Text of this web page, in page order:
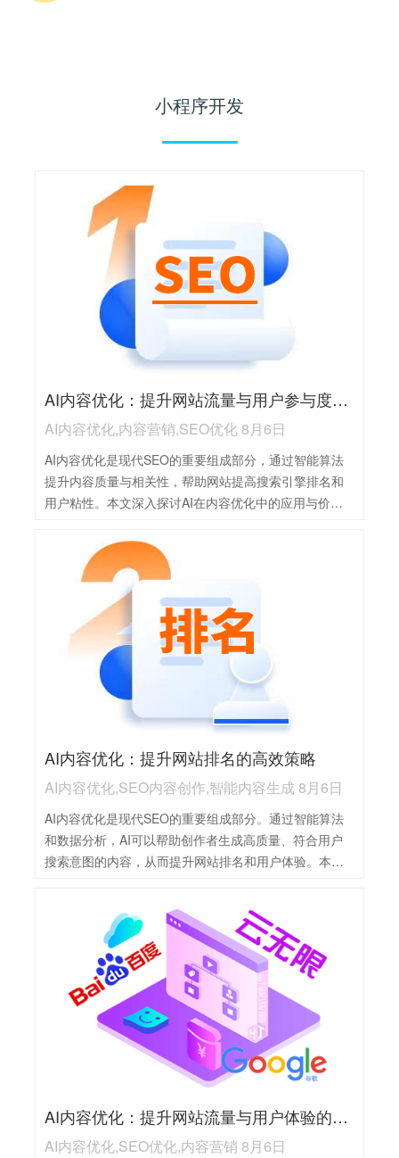
小程序开发
AI内容优化：提升网站流量与用户参与度的关键策略
AI内容优化,内容营销,SEO优化 8月6日
AI内容优化是现代SEO的重要组成部分，通过智能算法
提升内容质量与相关性，帮助网站提高搜索引擎排名和
用户粘性。本文深入探讨AI在内容优化中的应用与价
AI内容优化：提升网站排名的高效策略
AI内容优化,SEO内容创作,智能内容生成 8月6日
AI内容优化是现代SEO的重要组成部分。通过智能算法
和数据分析，AI可以帮助创作者生成高质量、符合用户
搜索意图的内容，从而提升网站排名和用户体验。本文
AI内容优化：提升网站流量与用户体验的关键
AI内容优化,SEO优化,内容营销 8月6日